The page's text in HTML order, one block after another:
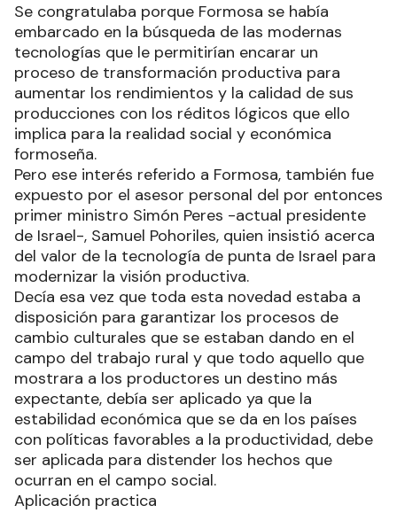
Se congratulaba porque Formosa se había
embarcado en la búsqueda de las modernas
tecnologías que le permitirían encarar un
proceso de transformación productiva para
aumentar los rendimientos y la calidad de sus
producciones con los réditos lógicos que ello
implica para la realidad social y económica
formoseña.
Pero ese interés referido a Formosa, también fue
expuesto por el asesor personal del por entonces
primer ministro Simón Peres -actual presidente
de Israel-, Samuel Pohoriles, quien insistió acerca
del valor de la tecnología de punta de Israel para
modernizar la visión productiva.
Decía esa vez que toda esta novedad estaba a
disposición para garantizar los procesos de
cambio culturales que se estaban dando en el
campo del trabajo rural y que todo aquello que
mostrara a los productores un destino más
expectante, debía ser aplicado ya que la
estabilidad económica que se da en los países
con políticas favorables a la productividad, debe
ser aplicada para distender los hechos que
ocurran en el campo social.
Aplicación practica